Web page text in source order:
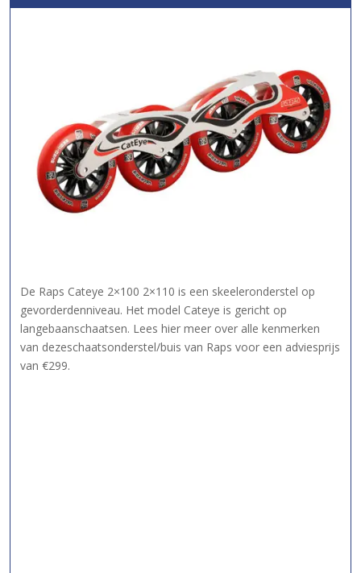
De Raps Cateye 2×100 2×110 is een skeeleronderstel op
gevorderdenniveau. Het model Cateye is gericht op
langebaanschaatsen. Lees hier meer over alle kenmerken
van dezeschaatsonderstel/buis van Raps voor een adviesprijs
van €299.